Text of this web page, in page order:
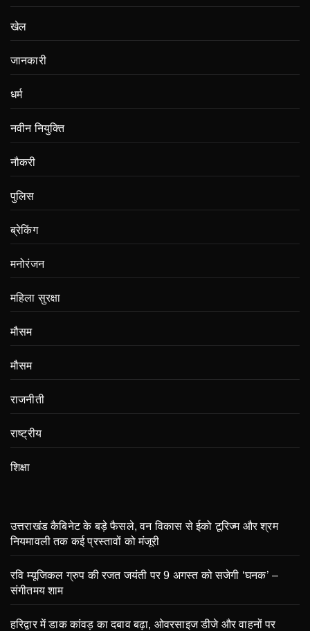
खेल
जानकारी
धर्म
नवीन नियुक्ति
नौकरी
पुलिस
ब्रेकिंग
मनोरंजन
महिला सुरक्षा
मौसम
मौसम
राजनीती
राष्ट्रीय
शिक्षा
उत्तराखंड कैबिनेट के बड़े फैसले, वन विकास से ईको टूरिज्म और श्रम
नियमावली तक कई प्रस्तावों को मंजूरी
रवि म्यूजिकल ग्रुप की रजत जयंती पर 9 अगस्त को सजेगी ‘घनक’ –
संगीतमय शाम
हरिद्वार में डाक कांवड़ का दबाव बढ़ा, ओवरसाइज डीजे और वाहनों पर